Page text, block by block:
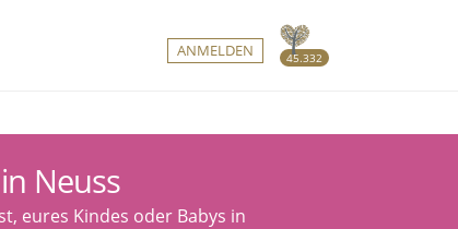
45.332
ANMELDEN
Neuss
eures Kindes oder Babys in